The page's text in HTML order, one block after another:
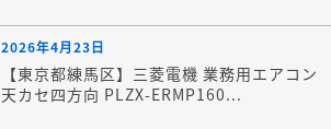
2026年4月23日
【東京都練馬区】三菱電機 業務用エアコン
天カセ四方向 PLZX-ERMP160...